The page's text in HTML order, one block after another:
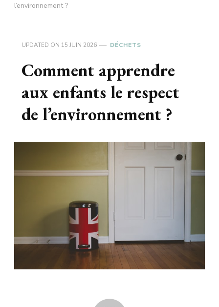
l’environnement ?
UPDATED ON 15 JUIN 2026 DÉCHETS
Comment apprendre
aux enfants le respect
de l’environnement ?